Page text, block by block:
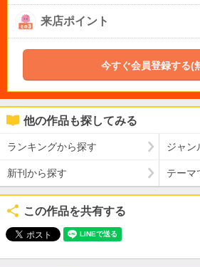
来店ポイント
今すぐ会員登録する(
他の作品も探してみる
ランキングから探す ジャン
新刊から探す テーマ
この作品を共有する